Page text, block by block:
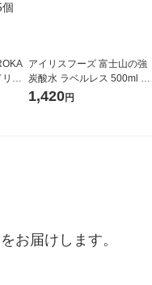
リリ
超
アイリスフーズ 富士山の強
炭酸水 ラベルレス 500ml 1
箱（24本入）
1,420円
お届けします。